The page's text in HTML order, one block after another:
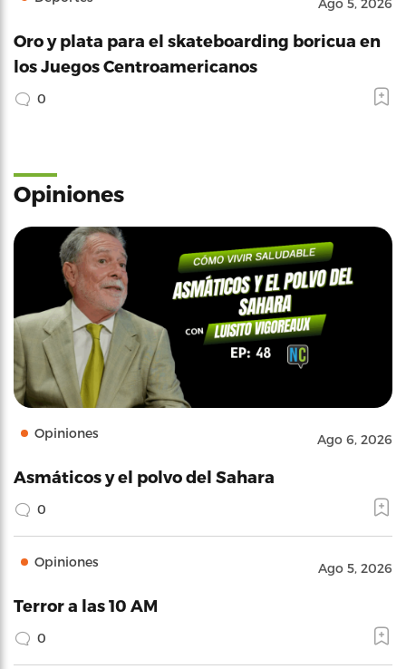
Ago 5, 2026
Oro y plata para el skateboarding boricua en
los Juegos Centroamericanos
0
Opiniones
Opiniones Ago 6, 2026
Asmáticos y el polvo del Sahara
0
Opiniones Ago 5, 2026
Terror a las 10 AM
0